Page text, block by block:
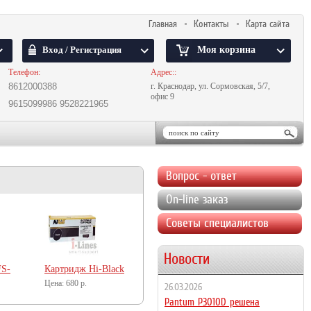
Вход / Регистрация Моя корзина
Главная Контакты Карта сайта
Телефон:
8612000388
9615099986 9528221965
Адрес::
г. Краснодар, ул. Сормовская, 5/7,
офис 9
Картридж Hi-Black
FX-10/FX-9/Q2612A
680 р.
Вопрос - ответ
On-line заказ
Советы специалистов
Новости
26.03.2026
Pantum P3010D решена